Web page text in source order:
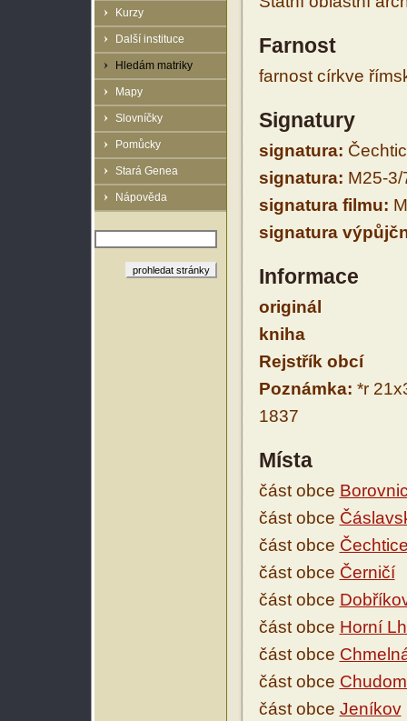
Kurzy
Další instituce
Hledám matriky
Mapy
Slovníčky
Pomůcky
Stará Genea
Nápověda
Farnost
farnost církve
Signatury
signatura:
signatura: M25-3/
signatura filmu:
signatura
Informace
originál
kniha
Rejstřík obcí
Poznámka: *r
1837
Místa
část obce
část obce
část obce
část obce Černičí
část obce
část obce Horní
část obce
část obce
část obce Jeníkov